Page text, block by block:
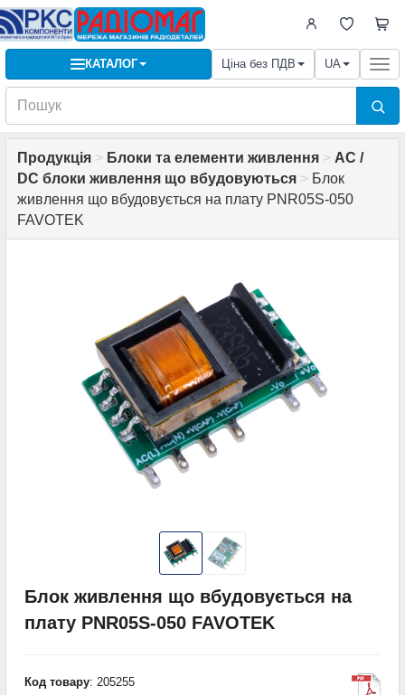
КАТАЛОГ Ціна без ПДВ UA
Продукція > Блоки та елементи живлення > AC /
DC блоки живлення що вбудовуються > Блок
живлення що вбудовується на плату PNR05S-050
FAVOTEK
Блок живлення що вбудовується на
плату PNR05S-050 FAVOTEK
Код товару: 205255